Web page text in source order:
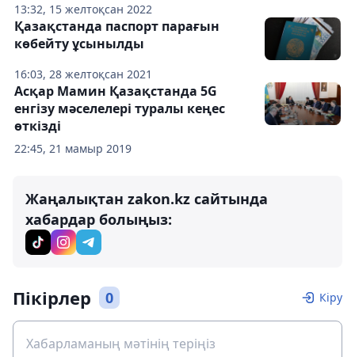
13:32, 15 желтоқсан 2022
16:03, 28 желтоқсан 2021
Қазақстанда паспорт парағын
көбейту ұсынылды
22:45, 21 мамыр 2019
Асқар Мамин Қазақстанда 5G
енгізу мәселелері туралы кеңес
өткізді
Жаңалықтан zakon.kz сайтында
хабардар болыңыз:
Пікірлер 0 Кіру